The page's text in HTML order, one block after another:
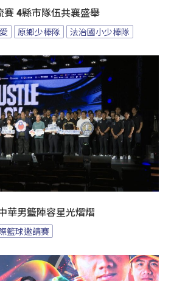
賽 4縣市隊伍共襄盛舉
原鄉少棒隊 法治國小少棒隊
華男籃陣容星光熠熠
籃球邀請賽